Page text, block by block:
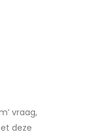
vraag,
deze